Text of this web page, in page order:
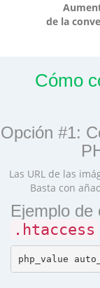
de la
Cómo
Opción #1:
Las URL de las
Basta con
Ejemplo de
.htaccess